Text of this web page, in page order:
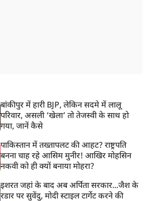
बांकीपुर में हारी BJP, लेकिन सदमे में लालू
परिवार, असली ‘खेला’ तो तेजस्वी के साथ हो
गया, जानें कैसे
पाकिस्तान में तख्तापलट की आहट? राष्ट्रपति
बनना चाह रहे आसिम मुनीर! आखिर मोहसिन
नकवी को ही क्यों बनाया मोहरा?
इशरत जहां के बाद अब अर्पिता सरकार...जैश के
रडार पर सुवेंदु, मोदी स्टाइल टार्गेट करने की